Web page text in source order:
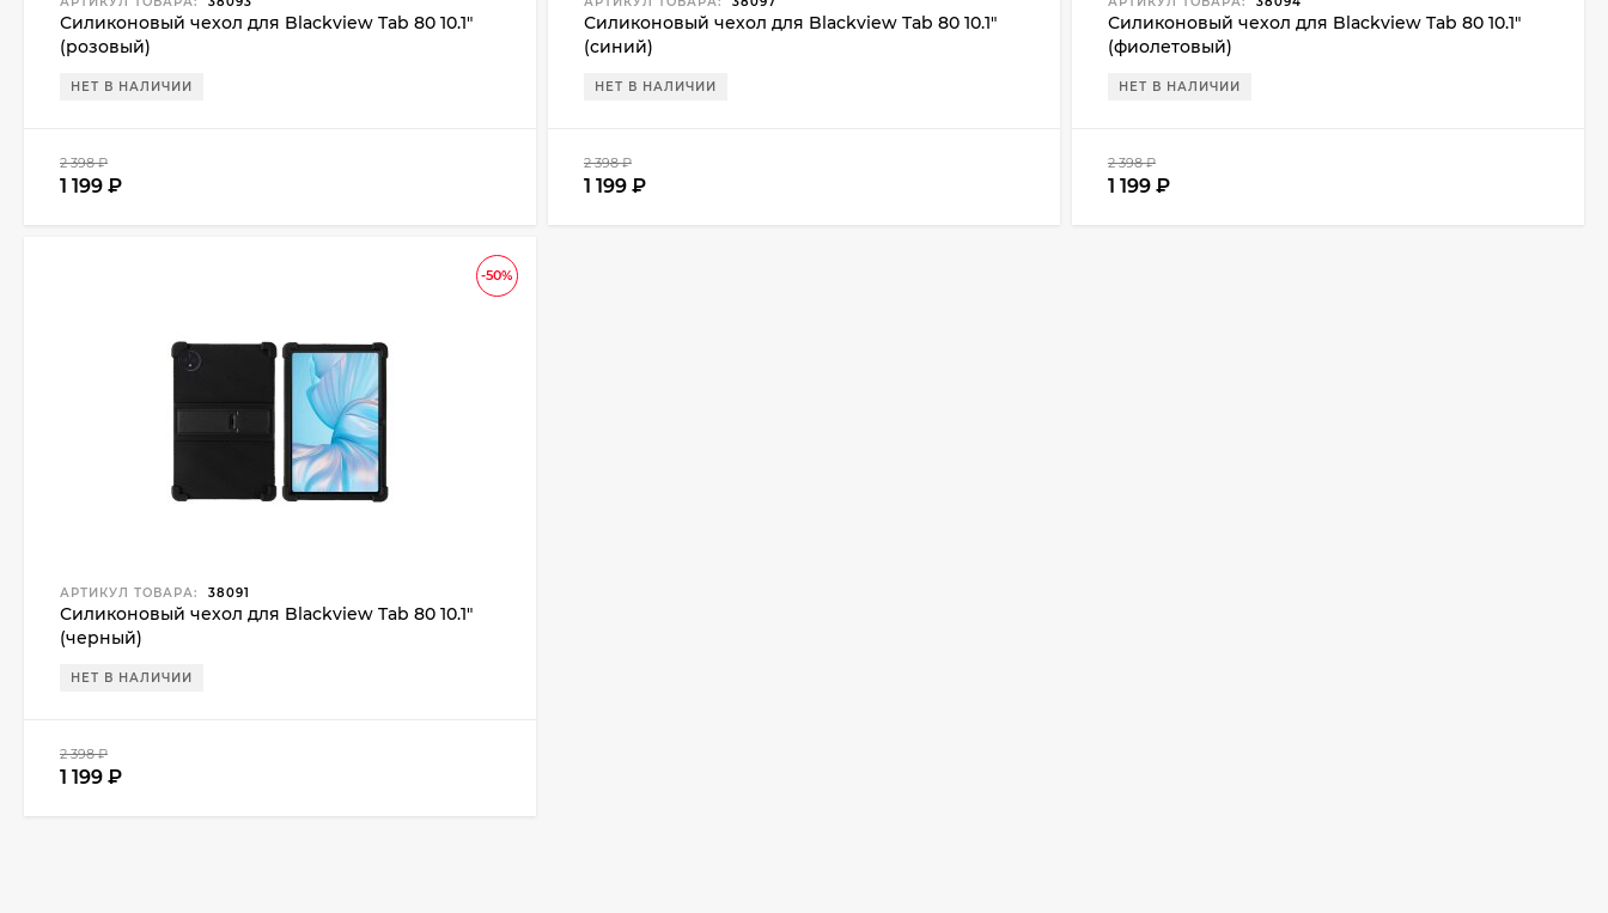
Силиконовый чехол для Blackview Tab 80 10.1"
(розовый)
НЕТ В НАЛИЧИИ
2 398₽
1 199 ₽
Силиконовый чехол для Blackview Tab 80 10.1"
(синий)
НЕТ В НАЛИЧИИ
2 398₽
1 199 ₽
Силиконовый чехол для Blackview Tab 80 10.1"
(фиолетовый)
НЕТ В НАЛИЧИИ
2 398₽
1 199 ₽
-50%
АРТИКУЛ ТОВАРА: 38091
Силиконовый чехол для Blackview Tab 80 10.1"
(черный)
НЕТ В НАЛИЧИИ
2 398₽
1 199 ₽